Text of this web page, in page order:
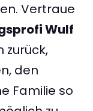
Vertraue
Wulf
zurück,
den
Familie so